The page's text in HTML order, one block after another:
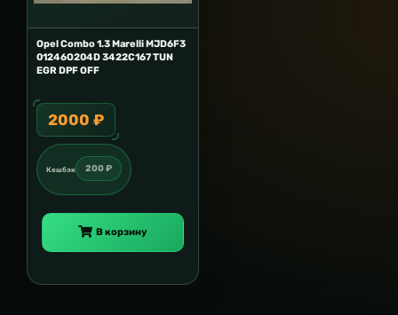
Opel Combo 1.3 Marelli MJD6F3
01246O204D 3422C167 TUN
EGR DPF OFF
2000 ₽
Кешбэк 200 ₽
В корзину